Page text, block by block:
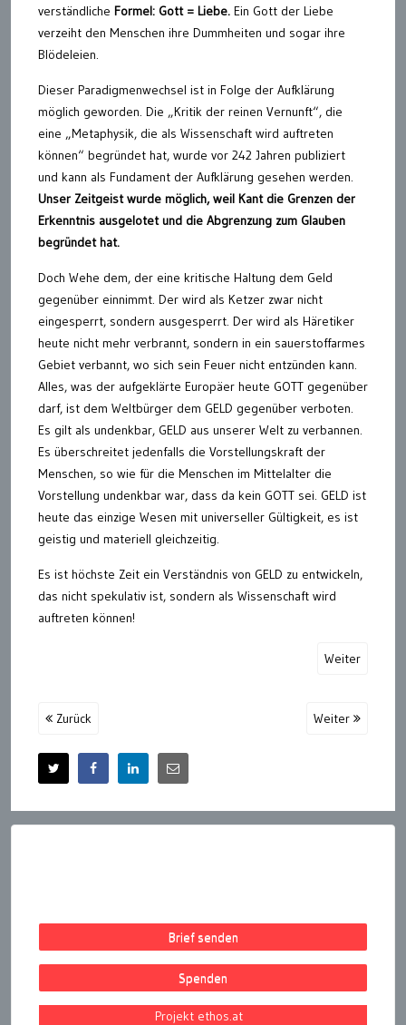
verständliche Formel: Gott = Liebe. Ein Gott der Liebe
verzeiht den Menschen ihre Dummheiten und sogar ihre
Blödeleien.
Dieser Paradigmenwechsel ist in Folge der Aufklärung
möglich geworden. Die „Kritik der reinen Vernunft“, die
eine „Metaphysik, die als Wissenschaft wird auftreten
können“ begründet hat, wurde vor 242 Jahren publiziert
und kann als Fundament der Aufklärung gesehen werden.
Unser Zeitgeist wurde möglich, weil Kant die Grenzen der
Erkenntnis ausgelotet und die Abgrenzung zum Glauben
begründet hat.
Doch Wehe dem, der eine kritische Haltung dem Geld
gegenüber einnimmt. Der wird als Ketzer zwar nicht
eingesperrt, sondern ausgesperrt. Der wird als Häretiker
heute nicht mehr verbrannt, sondern in ein sauerstoffarmes
Gebiet verbannt, wo sich sein Feuer nicht entzünden kann.
Alles, was der aufgeklärte Europäer heute GOTT gegenüber
darf, ist dem Weltbürger dem GELD gegenüber verboten.
Es gilt als undenkbar, GELD aus unserer Welt zu verbannen.
Es überschreitet jedenfalls die Vorstellungskraft der
Menschen, so wie für die Menschen im Mittelalter die
Vorstellung undenkbar war, dass da kein GOTT sei. GELD ist
heute das einzige Wesen mit universeller Gültigkeit, es ist
geistig und materiell gleichzeitig.
Es ist höchste Zeit ein Verständnis von GELD zu entwickeln,
das nicht spekulativ ist, sondern als Wissenschaft wird
auftreten können!
Weiter
Zurück Weiter
Brief senden
Spenden
Projekt ethos.at